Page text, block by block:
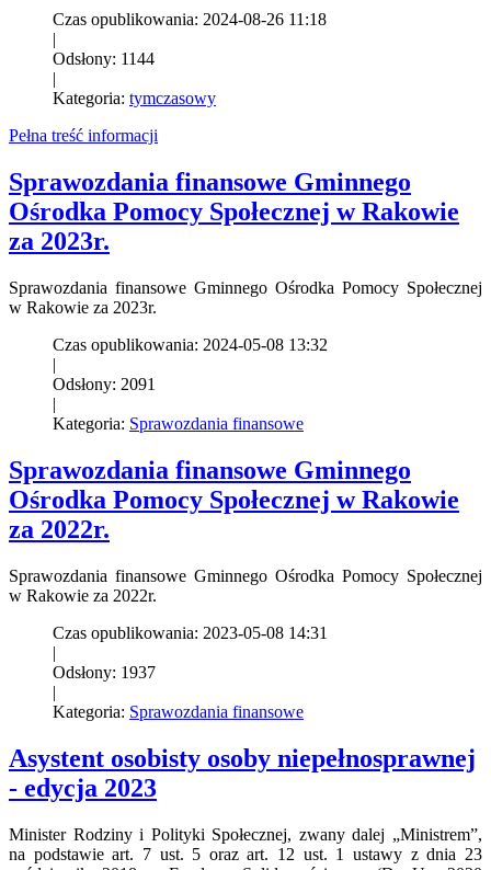
Czas opublikowania: 2024-08-26 11:18
|
Odsłony: 1144
|
Kategoria: tymczasowy
Pełna treść informacji
Sprawozdania finansowe Gminnego
Ośrodka Pomocy Społecznej w Rakowie
za 2023r.
Sprawozdania finansowe Gminnego Ośrodka Pomocy Społecznej
w Rakowie za 2023r.
Czas opublikowania: 2024-05-08 13:32
|
Odsłony: 2091
|
Kategoria: Sprawozdania finansowe
Sprawozdania finansowe Gminnego
Ośrodka Pomocy Społecznej w Rakowie
za 2022r.
Sprawozdania finansowe Gminnego Ośrodka Pomocy Społecznej
w Rakowie za 2022r.
Czas opublikowania: 2023-05-08 14:31
|
Odsłony: 1937
|
Kategoria: Sprawozdania finansowe
Asystent osobisty osoby niepełnosprawnej
- edycja 2023
Minister Rodziny i Polityki Społecznej, zwany dalej „Ministrem”,
na podstawie art. 7 ust. 5 oraz art. 12 ust. 1 ustawy z dnia 23